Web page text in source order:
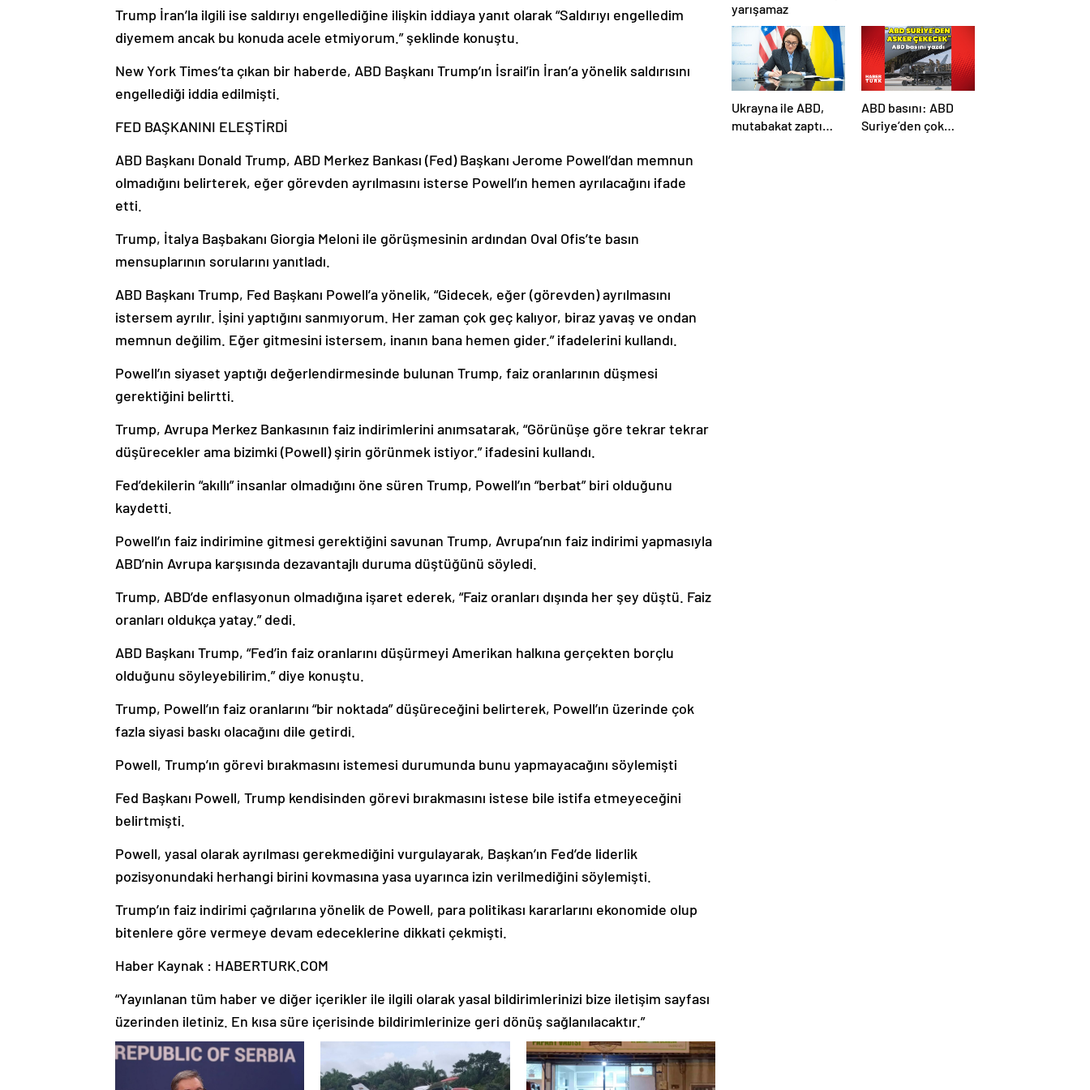
Trump İran’la ilgili ise saldırıyı engellediğine ilişkin iddiaya yanıt olarak “Saldırıyı engelledim
diyemem ancak bu konuda acele etmiyorum.” şeklinde konuştu.
New York Times’ta çıkan bir haberde, ABD Başkanı Trump’ın İsrail’in İran’a yönelik saldırısını
engellediği iddia edilmişti.
FED BAŞKANINI ELEŞTİRDİ
ABD Başkanı Donald Trump, ABD Merkez Bankası (Fed) Başkanı Jerome Powell’dan memnun
olmadığını belirterek, eğer görevden ayrılmasını isterse Powell’ın hemen ayrılacağını ifade
etti.
Trump, İtalya Başbakanı Giorgia Meloni ile görüşmesinin ardından Oval Ofis’te basın
mensuplarının sorularını yanıtladı.
ABD Başkanı Trump, Fed Başkanı Powell’a yönelik, “Gidecek, eğer (görevden) ayrılmasını
istersem ayrılır. İşini yaptığını sanmıyorum. Her zaman çok geç kalıyor, biraz yavaş ve ondan
memnun değilim. Eğer gitmesini istersem, inanın bana hemen gider.” ifadelerini kullandı.
Powell’ın siyaset yaptığı değerlendirmesinde bulunan Trump, faiz oranlarının düşmesi
gerektiğini belirtti.
Trump, Avrupa Merkez Bankasının faiz indirimlerini anımsatarak, “Görünüşe göre tekrar tekrar
düşürecekler ama bizimki (Powell) şirin görünmek istiyor.” ifadesini kullandı.
Fed’dekilerin “akıllı” insanlar olmadığını öne süren Trump, Powell’ın “berbat” biri olduğunu
kaydetti.
Powell’ın faiz indirimine gitmesi gerektiğini savunan Trump, Avrupa’nın faiz indirimi yapmasıyla
ABD’nin Avrupa karşısında dezavantajlı duruma düştüğünü söyledi.
Trump, ABD’de enflasyonun olmadığına işaret ederek, “Faiz oranları dışında her şey düştü. Faiz
oranları oldukça yatay.” dedi.
ABD Başkanı Trump, “Fed’in faiz oranlarını düşürmeyi Amerikan halkına gerçekten borçlu
olduğunu söyleyebilirim.” diye konuştu.
Trump, Powell’ın faiz oranlarını “bir noktada” düşüreceğini belirterek, Powell’ın üzerinde çok
fazla siyasi baskı olacağını dile getirdi.
Powell, Trump’ın görevi bırakmasını istemesi durumunda bunu yapmayacağını söylemişti
Fed Başkanı Powell, Trump kendisinden görevi bırakmasını istese bile istifa etmeyeceğini
belirtmişti.
Powell, yasal olarak ayrılması gerekmediğini vurgulayarak, Başkan’ın Fed’de liderlik
pozisyonundaki herhangi birini kovmasına yasa uyarınca izin verilmediğini söylemişti.
Trump’ın faiz indirimi çağrılarına yönelik de Powell, para politikası kararlarını ekonomide olup
bitenlere göre vermeye devam edeceklerine dikkati çekmişti.
Haber Kaynak : HABERTURK.COM
“Yayınlanan tüm haber ve diğer içerikler ile ilgili olarak yasal bildirimlerinizi bize iletişim sayfası
üzerinden iletiniz. En kısa süre içerisinde bildirimlerinize geri dönüş sağlanılacaktır.”
yarışamaz
Ukrayna ile ABD,
mutabakat zaptı
ABD basını: ABD
Suriye’den çok